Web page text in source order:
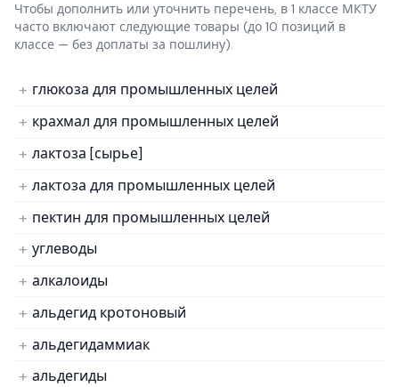
Чтобы дополнить или уточнить перечень, в 1 классе МКТУ
часто включают следующие товары (до 10 позиций в
классе — без доплаты за пошлину).
глюкоза для промышленных целей
крахмал для промышленных целей
лактоза [сырье]
лактоза для промышленных целей
пектин для промышленных целей
углеводы
алкалоиды
альдегид кротоновый
альдегидаммиак
альдегиды